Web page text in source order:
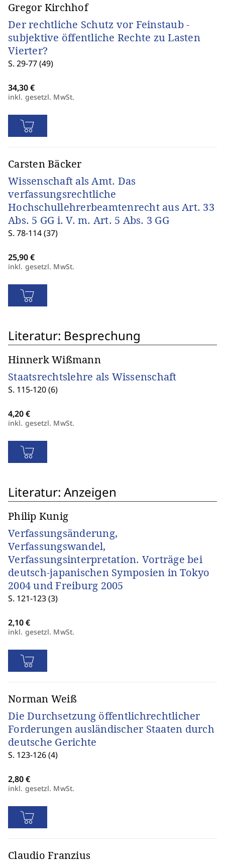
Gregor Kirchhof
Der rechtliche Schutz vor Feinstaub -
subjektive öffentliche Rechte zu Lasten
Vierter?
S. 29-77 (49)
inkl. gesetzl. MwSt.
Carsten Bäcker
Wissenschaft als Amt. Das
verfassungsrechtliche
Hochschullehrerbeamtenrecht aus Art. 33
Abs. 5 GG i. V. m. Art. 5 Abs. 3 GG
S. 78-114 (37)
inkl. gesetzl. MwSt.
Literatur: Besprechung
Hinnerk Wißmann
Staatsrechtslehre als Wissenschaft
S. 115-120 (6)
inkl. gesetzl. MwSt.
Literatur: Anzeigen
Philip Kunig
Verfassungsänderung,
Verfassungswandel,
Verfassungsinterpretation. Vorträge bei
deutsch-japanischen Symposien in Tokyo
2004 und Freiburg 2005
S. 121-123 (3)
inkl. gesetzl. MwSt.
Norman Weiß
Die Durchsetzung öffentlichrechtlicher
Forderungen ausländischer Staaten durch
deutsche Gerichte
S. 123-126 (4)
inkl. gesetzl. MwSt.
Claudio Franzius